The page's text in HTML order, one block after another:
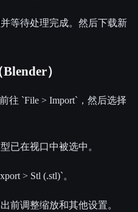
等待处理完成。然后下载新
）
前往 `File > Import`，然后选择
已在视口中被选中。
> Stl (.stl)`。
前调整缩放和其他设置。